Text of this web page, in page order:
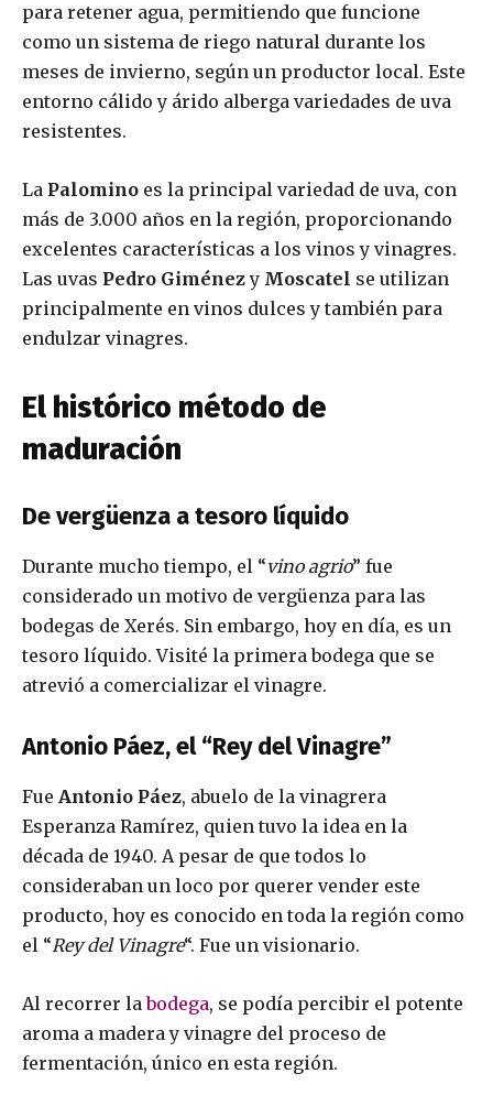
para retener agua, permitiendo que funcione
como un sistema de riego natural durante los
meses de invierno, según un productor local. Este
entorno cálido y árido alberga variedades de uva
resistentes.
La Palomino es la principal variedad de uva, con
más de 3.000 años en la región, proporcionando
excelentes características a los vinos y vinagres.
Las uvas Pedro Giménezy Moscatel se utilizan
principalmente en vinos dulces y también para
endulzar vinagres.
El histórico método de
maduración
De vergüenza a tesoro líquido
Durante mucho tiempo, el “vino agrio” fue
considerado un motivo de vergüenza para las
bodegas de Xerés. Sin embargo, hoy en día, es un
tesoro líquido. Visité la primera bodega que se
atrevió a comercializar el vinagre.
Antonio Páez, el “Rey del Vinagre”
Fue Antonio Páez, abuelo de la vinagrera
Esperanza Ramírez, quien tuvo la idea en la
década de 1940. A pesar de que todos lo
consideraban un loco por querer vender este
producto, hoy es conocido en toda la región como
el “Rey del Vinagre“. Fue un visionario.
Al recorrer labodega, se podía percibir el potente
aroma a madera y vinagre del proceso de
fermentación, único en esta región.